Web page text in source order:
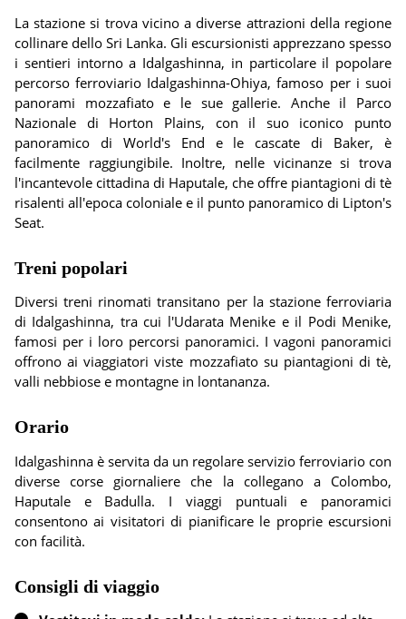
La stazione si trova vicino a diverse attrazioni della regione
collinare dello Sri Lanka. Gli escursionisti apprezzano spesso
i sentieri intorno a Idalgashinna, in particolare il popolare
percorso ferroviario Idalgashinna-Ohiya, famoso per i suoi
panorami mozzafiato e le sue gallerie. Anche il Parco
Nazionale di Horton Plains, con il suo iconico punto
panoramico di World's End e le cascate di Baker, è
facilmente raggiungibile. Inoltre, nelle vicinanze si trova
l'incantevole cittadina di Haputale, che offre piantagioni di tè
risalenti all'epoca coloniale e il punto panoramico di Lipton's
Seat.
Treni popolari
Diversi treni rinomati transitano per la stazione ferroviaria
di Idalgashinna, tra cui l'Udarata Menike e il Podi Menike,
famosi per i loro percorsi panoramici. I vagoni panoramici
offrono ai viaggiatori viste mozzafiato su piantagioni di tè,
valli nebbiose e montagne in lontananza.
Orario
Idalgashinna è servita da un regolare servizio ferroviario con
diverse corse giornaliere che la collegano a Colombo,
Haputale e Badulla. I viaggi puntuali e panoramici
consentono ai visitatori di pianificare le proprie escursioni
con facilità.
Consigli di viaggio